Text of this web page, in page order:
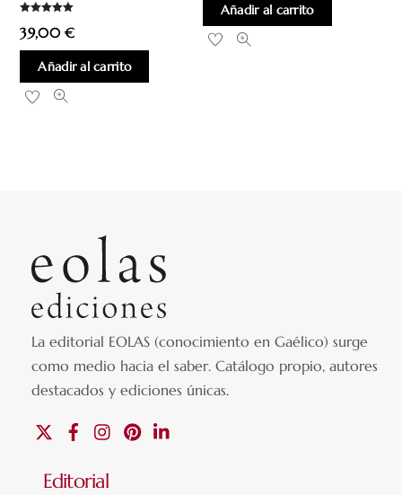
con
5.00
de 5
39,00€
Añadir al carrito
Añadir al carrito
La editorial EOLAS (conocimiento en Gaélico) surge
como medio hacia el saber.Catálogo propio, autores
destacados y ediciones únicas.
FacebookInstagramPinterest
Editorial